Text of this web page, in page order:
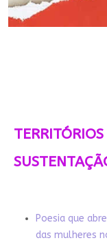
Poesia que
das mulheres